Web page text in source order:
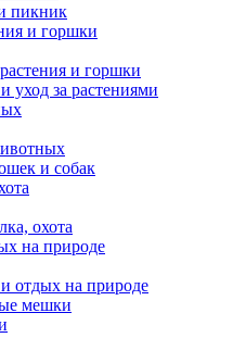
пикник
и горшки
и горшки
уход за растениями
и собак
охота
на природе
отдых на природе
мешки